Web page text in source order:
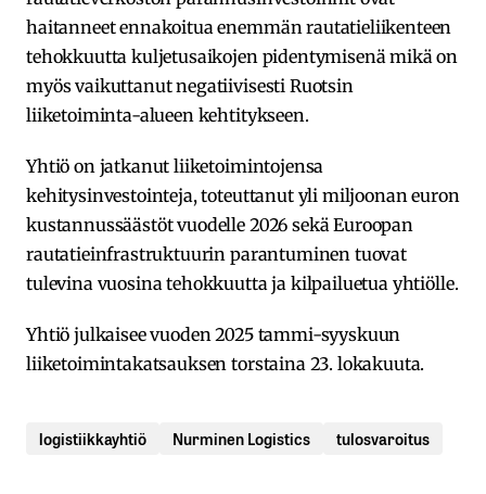
haitanneet ennakoitua enemmän rautatieliikenteen
tehokkuutta kuljetusaikojen pidentymisenä mikä on
myös vaikuttanut negatiivisesti Ruotsin
liiketoiminta-alueen kehtitykseen.
Yhtiö on jatkanut liiketoimintojensa
kehitysinvestointeja, toteuttanut yli miljoonan euron
kustannussäästöt vuodelle 2026 sekä Euroopan
rautatieinfrastruktuurin parantuminen tuovat
tulevina vuosina tehokkuutta ja kilpailuetua yhtiölle.
Yhtiö julkaisee vuoden 2025 tammi-syyskuun
liiketoimintakatsauksen torstaina 23. lokakuuta.
logistiikkayhtiö Nurminen Logistics tulosvaroitus